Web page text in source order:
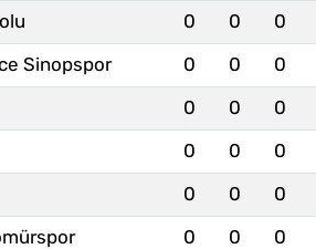
0 0 0
Sinopspor 0 0 0
0 0 0
0 0 0
0 0 0
0 0 0